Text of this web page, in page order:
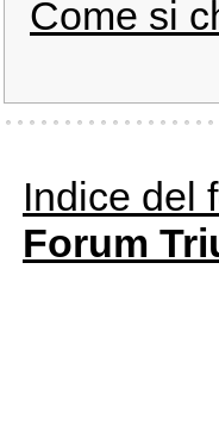
Come si
Indice del
Forum